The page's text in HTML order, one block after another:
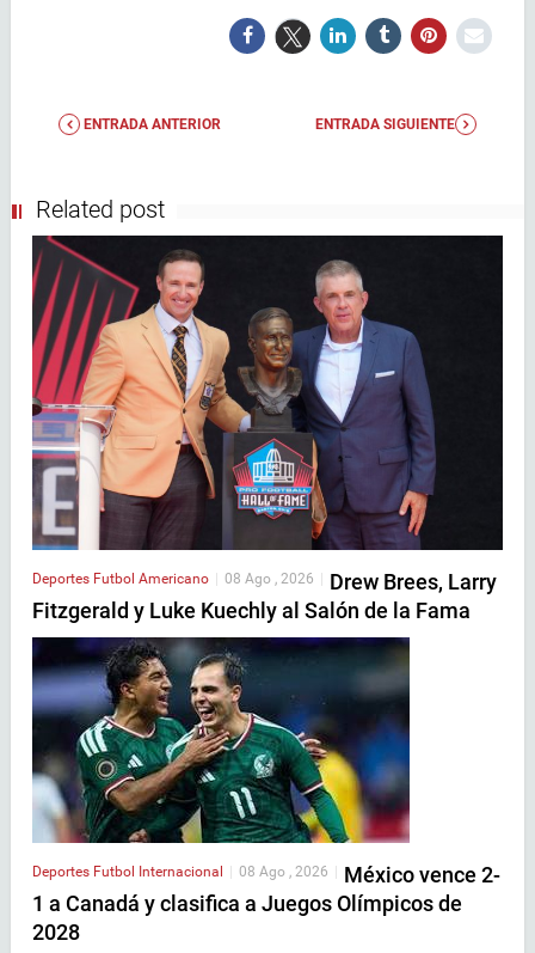
ENTRADA ANTERIOR ENTRADA SIGUIENTE
Related post
Deportes Futbol Americano | 08 Ago , 2026 | Drew Brees, Larry
Fitzgerald y Luke Kuechly al Salón de la Fama
Deportes Futbol Internacional 08 Ago , 2026
México vence 2-
1 a Canadá y clasifica a Juegos Olímpicos de
2028